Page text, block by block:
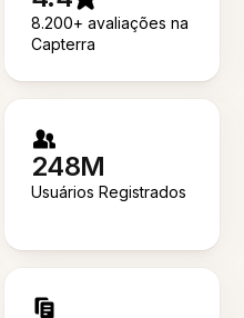
8.200+ avaliações na
Capterra
248M
Usuários Registrados